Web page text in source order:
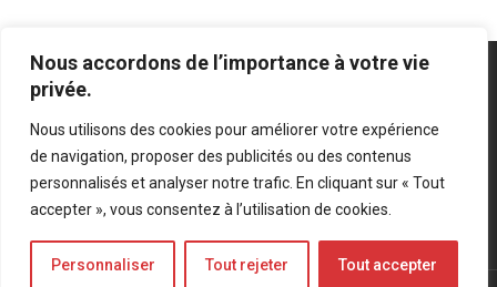
Nous accordons de l’importance à votre vie
privée.
Nous utilisons des cookies pour améliorer votre expérience
de navigation, proposer des publicités ou des contenus
personnalisés et analyser notre trafic. En cliquant sur « Tout
accepter », vous consentez à l’utilisation de cookies.
Personnaliser Tout rejeter Tout accepter
Mentions légales Politique de confidentialité
Bluesky
LinkedIn
Twitter